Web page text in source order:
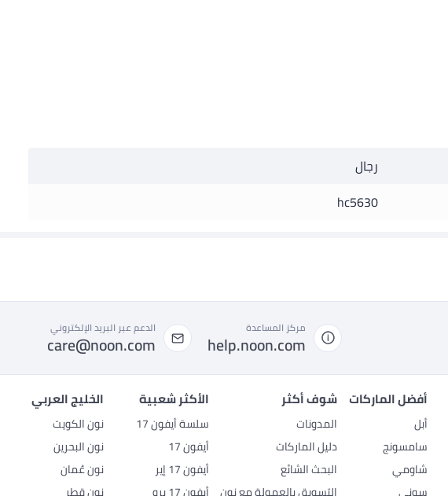
رجال
hc5630
مركز المساعدة
help.noon.com
الدعم عبر البريد الإلكتروني
care@noon.com
أفضل الماركات
أبل
سامسونج
شاومي
شوف أكثر
المدونات
دليل الماركات
البحث الشائع
الأكثر شعبية
سلسة أيفون 17
أيفون 17
أيفون 17 إير
الخليج العربي
نون الكويت
نون البحرين
نون عُمان